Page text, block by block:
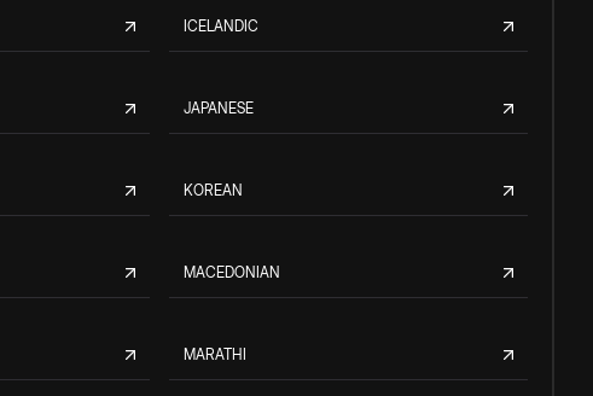
ICELANDIC
JAPANESE
KOREAN
MACEDONIAN
MARATHI